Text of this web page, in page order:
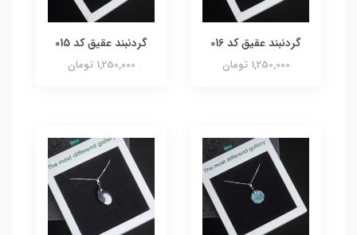
گردنبند عقیق کد 016
1,250,000 تومان
گردنبند عقیق کد 015
1,250,000 تومان